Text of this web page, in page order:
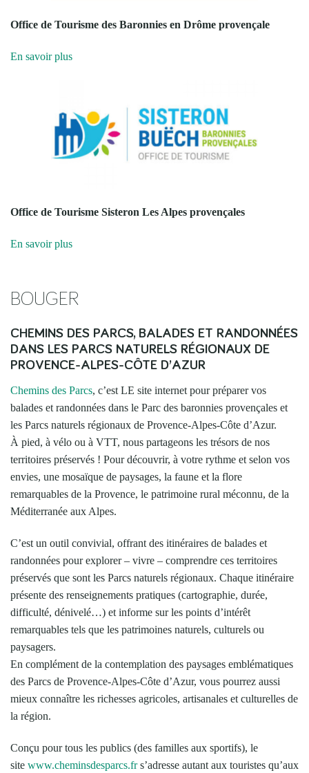
Office de Tourisme des Baronnies en Drôme provençale
En savoir plus
Office de Tourisme Sisteron Les Alpes provençales
En savoir plus
BOUGER
CHEMINS DES PARCS, BALADES ET RANDONNÉES
DANS LES PARCS NATURELS RÉGIONAUX DE
PROVENCE-ALPES-CÔTE D’AZUR
Chemins des Parcs, c’est LE site internet pour préparer vos
balades et randonnées dans le Parc des baronnies provençales et
les Parcs naturels régionaux de Provence-Alpes-Côte d’Azur.
À pied, à vélo ou à VTT, nous partageons les trésors de nos
territoires préservés ! Pour découvrir, à votre rythme et selon vos
envies, une mosaïque de paysages, la faune et la flore
remarquables de la Provence, le patrimoine rural méconnu, de la
Méditerranée aux Alpes.
C’est un outil convivial, offrant des itinéraires de balades et
randonnées pour explorer – vivre – comprendre ces territoires
préservés que sont les Parcs naturels régionaux. Chaque itinéraire
présente des renseignements pratiques (cartographie, durée,
difficulté, dénivelé…) et informe sur les points d’intérêt
remarquables tels que les patrimoines naturels, culturels ou
paysagers.
En complément de la contemplation des paysages emblématiques
des Parcs de Provence-Alpes-Côte d’Azur, vous pourrez aussi
mieux connaître les richesses agricoles, artisanales et culturelles de
la région.
Conçu pour tous les publics (des familles aux sportifs), le
site www.cheminsdesparcs.frs’adresse autant aux touristes qu’aux